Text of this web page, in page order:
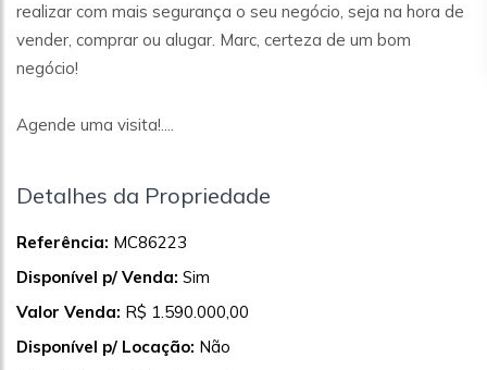
realizar com mais segurança o seu negócio, seja na hora de
vender, comprar ou alugar. Marc, certeza de um bom
negócio!
Agende uma visita!....
Detalhes da Propriedade
Referência: MC86223
Disponível p/ Venda: Sim
Valor Venda: R$ 1.590.000,00
Disponível p/ Locação: Não